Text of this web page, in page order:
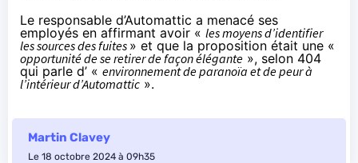
Le responsable d’Automattic a menacé ses
employés en affirmant avoir « les moyens d’identifier
les sources des fuites » et que la proposition était une «
opportunité de se retirer de façon élégante », selon 404
qui parle d’ « environnement de paranoïa et de peur à
l’intérieur d’Automattic ».
Martin Clavey
Le 18 octobre 2024 à 09h35